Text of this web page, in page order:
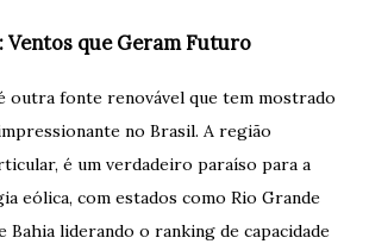
Ventos que Geram Futuro
outra fonte renovável que tem mostrado
no Brasil. A região
é um verdadeiro paraíso para a
eólica, com estados como Rio Grande
Bahia liderando o ranking de capacidade